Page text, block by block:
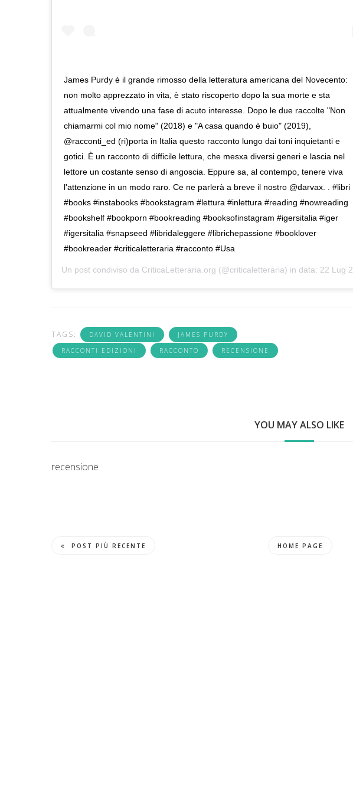
James Purdy è il grande rimosso della letteratura americana del Novecento:
non molto apprezzato in vita, è stato riscoperto dopo la sua morte e sta
attualmente vivendo una fase di acuto interesse. Dopo le due raccolte "Non
chiamarmi col mio nome" (2018) e "A casa quando è buio" (2019),
@racconti_ed (ri)porta in Italia questo racconto lungo dai toni inquietanti e
gotici. È un racconto di difficile lettura, che mesxa diversi generi e lascia nel
lettore un costante senso di angoscia. Eppure sa, al contempo, tenere viva
l'attenzione in un modo raro. Ce ne parlerà a breve il nostro @darvax. . #libri
#books #instabooks #bookstagram #lettura #inlettura #reading #nowreading
#bookshelf #bookporn #bookreading #booksofinstagram #igersitalia #iger
#igersitalia #snapseed #libridaleggere #librichepassione #booklover
#bookreader #criticaletteraria #racconto #Usa
Un post condiviso da CriticaLetteraria.org (@criticaletteraria) in data: 22 Lug 2020 alle ore 1:16 PDT
TAGS: DAVID VALENTINI
JAMES PURDY
RACCONTI EDIZIONI
RACCONTO RECENSIONE
YOU MAY ALSO LIKE
recensione
POST PIÙ RECENTE HOME PAGE